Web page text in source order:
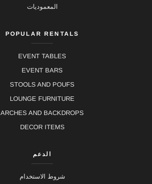
المعموديات
POPULAR RENTALS
EVENT TABLES
EVENT BARS
STOOLS AND POUFS
LOUNGE FURNITURE
ARCHES AND BACKDROPS
DECOR ITEMS
الدعم
شروط الاستخدام